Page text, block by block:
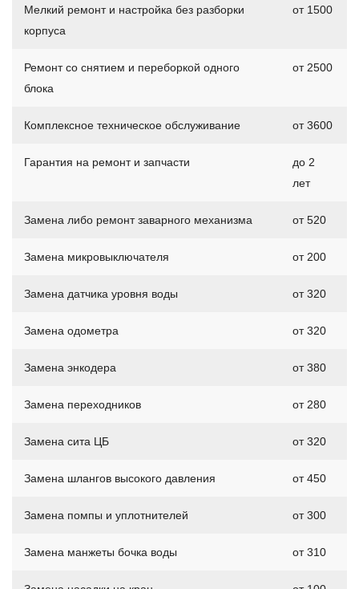
Мелкий ремонт и настройка без разборки
корпуса
от 1500
Ремонт со снятием и переборкой одного
блока
от 2500
Комплексное техническое обслуживание от 3600
Гарантия на ремонт и запчасти
до 2
лет
Замена либо ремонт заварного механизма от 520
Замена микровыключателя от 200
Замена датчика уровня воды от 320
Замена одометра от 320
Замена энкодера от 380
Замена переходников от 280
Замена сита ЦБ от 320
Замена шлангов высокого давления от 450
Замена помпы и уплотнителей от 300
Замена манжеты бочка воды от 310